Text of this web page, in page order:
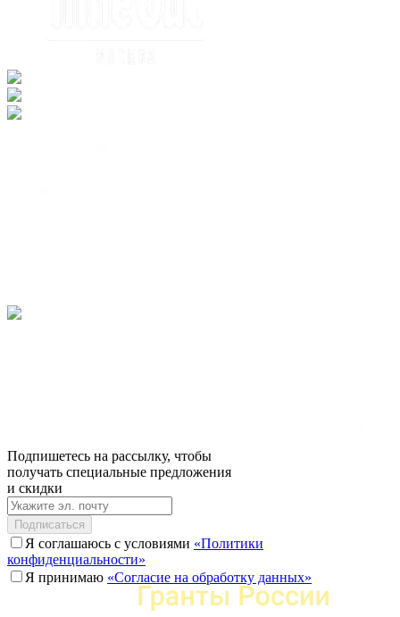
Подпишетесь на рассылку, чтобы
получать специальные предложения
и скидки
Подписаться
Я соглашаюсь с условиями «Политики
конфиденциальности»
Я принимаю «Согласие на обработку данных»